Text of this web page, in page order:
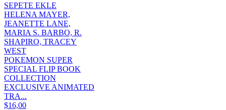
SEPETE EKLE
HELENA MAYER,
JEANETTE LANE,
MARIA S. BARBO, R.
SHAPIRO, TRACEY
WEST
POKEMON SUPER
SPECIAL FLIP BOOK
COLLECTION
EXCLUSIVE ANIMATED
TRA...
$16,00